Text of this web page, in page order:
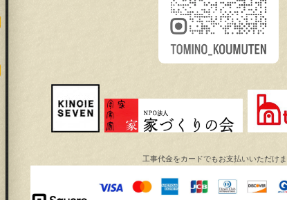
工事代金をカードでもお支払いいただけ